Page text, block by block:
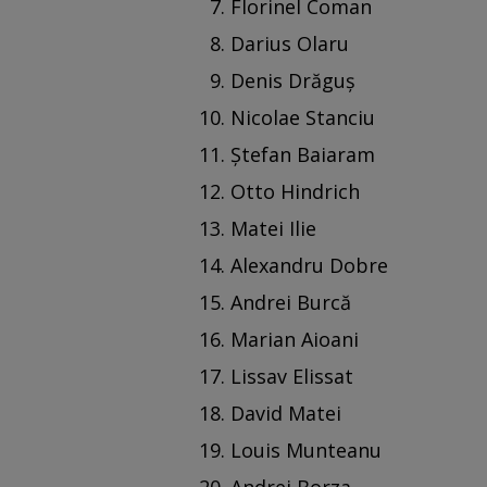
Florinel Coman
Darius Olaru
Denis Drăguș
Nicolae Stanciu
Ștefan Baiaram
Otto Hindrich
Matei Ilie
Alexandru Dobre
Andrei Burcă
Marian Aioani
Lissav Elissat
David Matei
Louis Munteanu